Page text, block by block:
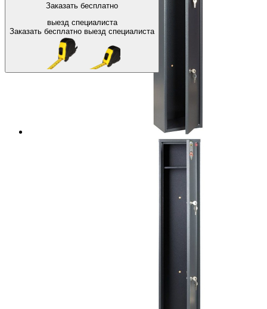
Заказать бесплатно
выезд специалиста
Заказать бесплатно выезд специалиста